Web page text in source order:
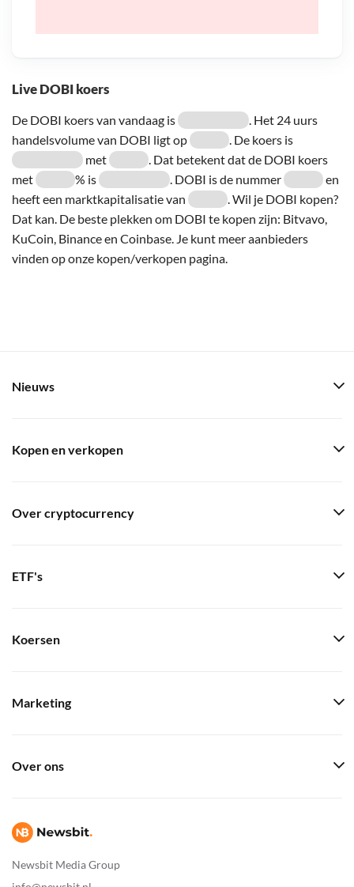
Live DOBI koers
De DOBI koers van vandaag is
. Het 24 uurs
handelsvolume van DOBI ligt op
. De koers is
met
. Dat betekent dat de DOBI koers
met
% is . DOBI is de nummer
en
heeft een marktkapitalisatie van
. Wil je DOBI kopen?
Dat kan. De beste plekken om DOBI te kopen zijn: Bitvavo,
KuCoin, Binance en Coinbase. Je kunt meer aanbieders
vinden op onze kopen/verkopen pagina.
Newsbit Media Group
Nieuws
Kopen en verkopen
Over cryptocurrency
ETF's
Koersen
Marketing
Over ons